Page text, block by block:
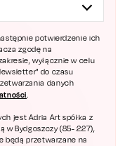
potwierdzenie ich
zgodę na
wyłącznie w celu
do czasu
danych
.
jest Adria Art spółka z
w Bydgoszczy (85- 227),
będą przetwarzane na